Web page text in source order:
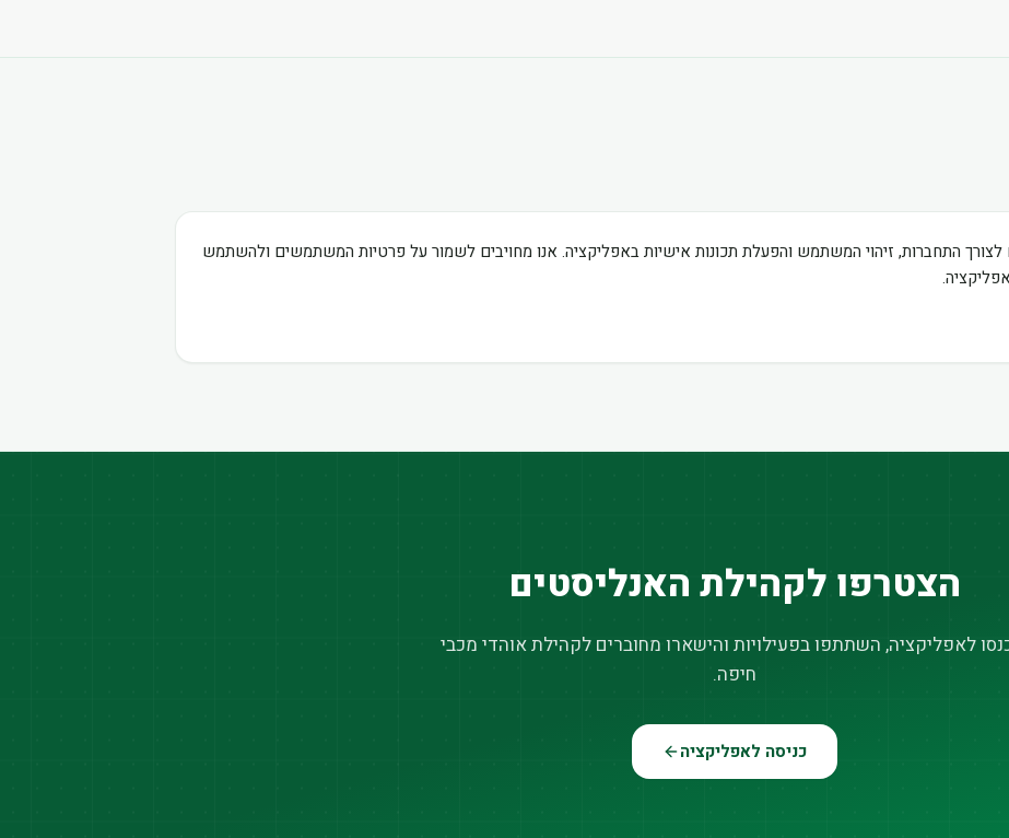
התחברות, זיהוי המשתמש והפעלת תכונות אישיות באפליקציה. אנו מחויבים לשמור על פרטיות המשתמשים ולהשתמש
הצטרפו לקהילת האנליסטים
לאפליקציה, השתתפו בפעילויות והישארו מחוברים לקהילת אוהדי מכבי
חיפה.
כניסה לאפליקציה